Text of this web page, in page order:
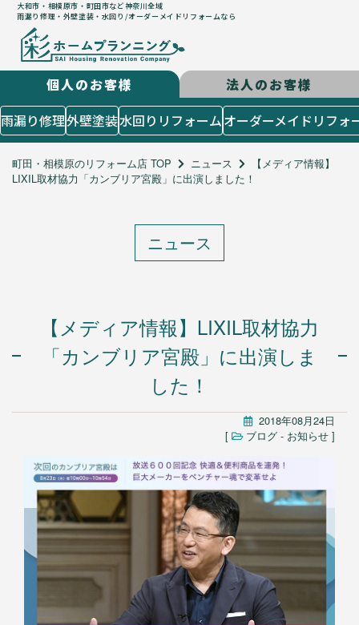
大和市・相模原市・町田市など神奈川全域
雨漏り修理・外壁塗装・水回り/オーダーメイドリフォームなら
はじめての方
５つのコンセプト
施工までの流れ
よくあるご質問
オーダーメイドリフォーム
店舗設計造作・出店サポート
入居前マンション全面修繕
不動産販売用リフォーム
法人のお客様
オフィス/店舗等改装・内装デザイン
マンション大規模修繕
施工事例
ニュース
会社情報
会社案内
お問い合わせ
アクセス
採用情報
個人のお客様
法人のお客様
雨漏り修理外壁塗装水回りリフォームオーダーメイドリフォ
町田・相模原のリフォーム店 TOP ニュース
【メディア情報】
LIXIL取材協力「カンブリア宮殿」に出演しました！
ニュース
【メディア情報】LIXIL取材協力
「カンブリア宮殿」に出演しま
した！
2018年08月24日
[
ブログ - お知らせ ]